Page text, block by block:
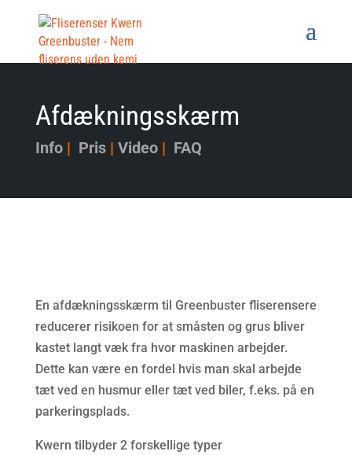
Afdækningsskærm
Info| Pris| Video| FAQ
En afdækningsskærm til Greenbuster fliserensere
reducerer risikoen for at småsten og grus bliver
kastet langt væk fra hvor maskinen arbejder.
Dette kan være en fordel hvis man skal arbejde
tæt ved en husmur eller tæt ved biler, f.eks. på en
parkeringsplads.
Kwern tilbyder 2 forskellige typer